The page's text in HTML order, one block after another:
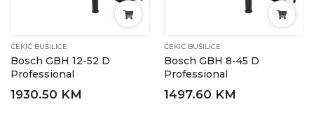
ČEKIĆ BUŠILICE
Bosch GBH 12-52 D
Professional
1930.50 KM
ČEKIĆ BUŠILICE
Bosch GBH 8-45 D
Professional
1497.60 KM